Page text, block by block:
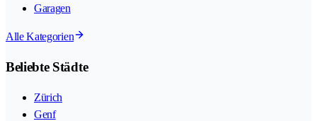
Garagen
Alle Kategorien
Beliebte Städte
Zürich
Genf